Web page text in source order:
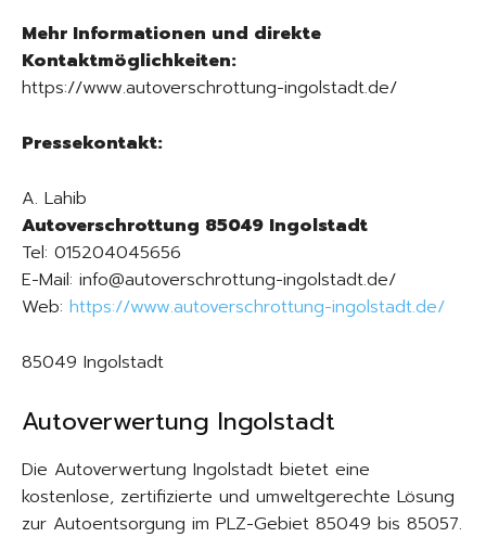
Mehr Informationen und direkte
Kontaktmöglichkeiten:
https://www.autoverschrottung-ingolstadt.de/
Pressekontakt:
A. Lahib
Autoverschrottung 85049 Ingolstadt
Tel: 015204045656
E-Mail: info@autoverschrottung-ingolstadt.de/
Web: https://www.autoverschrottung-ingolstadt.de/
85049 Ingolstadt
Autoverwertung Ingolstadt
Die Autoverwertung Ingolstadt bietet eine
kostenlose, zertifizierte und umweltgerechte Lösung
zur Autoentsorgung im PLZ-Gebiet 85049 bis 85057.